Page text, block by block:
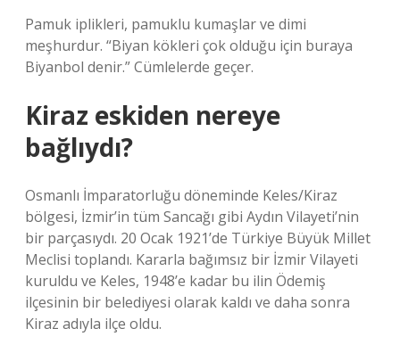
Pamuk iplikleri, pamuklu kumaşlar ve dimi
meşhurdur. “Biyan kökleri çok olduğu için buraya
Biyanbol denir.” Cümlelerde geçer.
Kiraz eskiden nereye
bağlıydı?
Osmanlı İmparatorluğu döneminde Keles/Kiraz
bölgesi, İzmir’in tüm Sancağı gibi Aydın Vilayeti’nin
bir parçasıydı. 20 Ocak 1921’de Türkiye Büyük Millet
Meclisi toplandı. Kararla bağımsız bir İzmir Vilayeti
kuruldu ve Keles, 1948’e kadar bu ilin Ödemiş
ilçesinin bir belediyesi olarak kaldı ve daha sonra
Kiraz adıyla ilçe oldu.